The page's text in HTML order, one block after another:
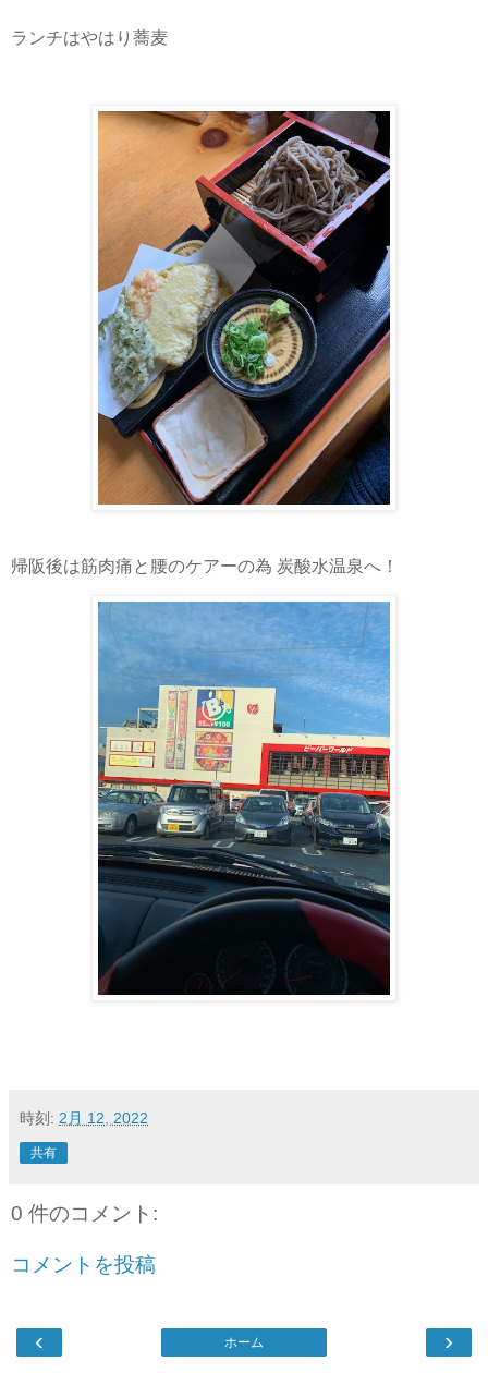
ランチはやはり蕎麦
帰阪後は筋肉痛と腰のケアーの為 炭酸水温泉へ！
時刻: 2月 12, 2022
共有
0 件のコメント:
コメントを投稿
‹ ›
ホーム